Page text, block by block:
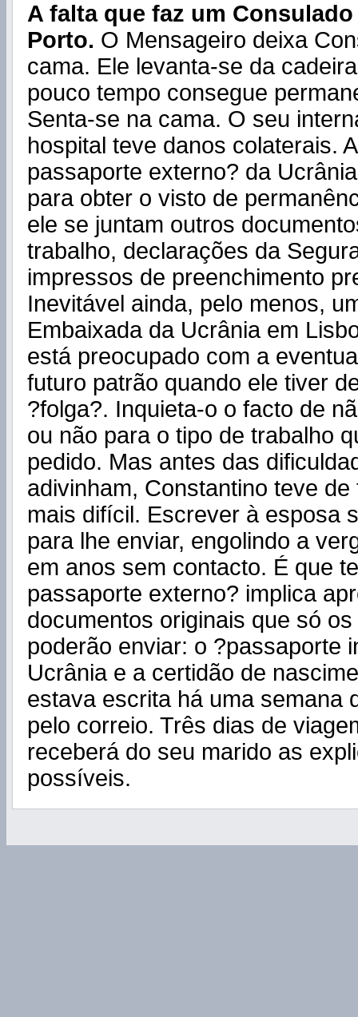
A falta que faz um
Porto. O Mensageiro deixa
cama. Ele levanta-se da
pouco tempo consegue
Senta-se na cama. O seu
hospital teve danos colaterais.
passaporte externo? da
para obter o visto de
ele se juntam outros
trabalho, declarações da
impressos de preenchimento
Inevitável ainda, pelo menos,
Embaixada da Ucrânia em
está preocupado com a
futuro patrão quando ele tiver
?folga?. Inquieta-o o facto de
ou não para o tipo de trabalho
pedido. Mas antes das
adivinham, Constantino teve
mais difícil. Escrever à esposa
para lhe enviar, engolindo a
em anos sem contacto. É que
passaporte externo? implica
documentos originais que só
poderão enviar: o ?passaporte
Ucrânia e a certidão de
estava escrita há uma semana
pelo correio. Três dias de
receberá do seu marido as
possíveis.